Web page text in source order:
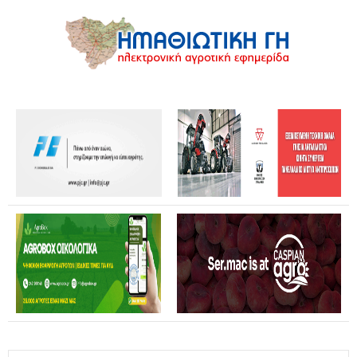
Θανάσης Καββαδάς: Θωρακίζεται όλη η χώρα απέναντι